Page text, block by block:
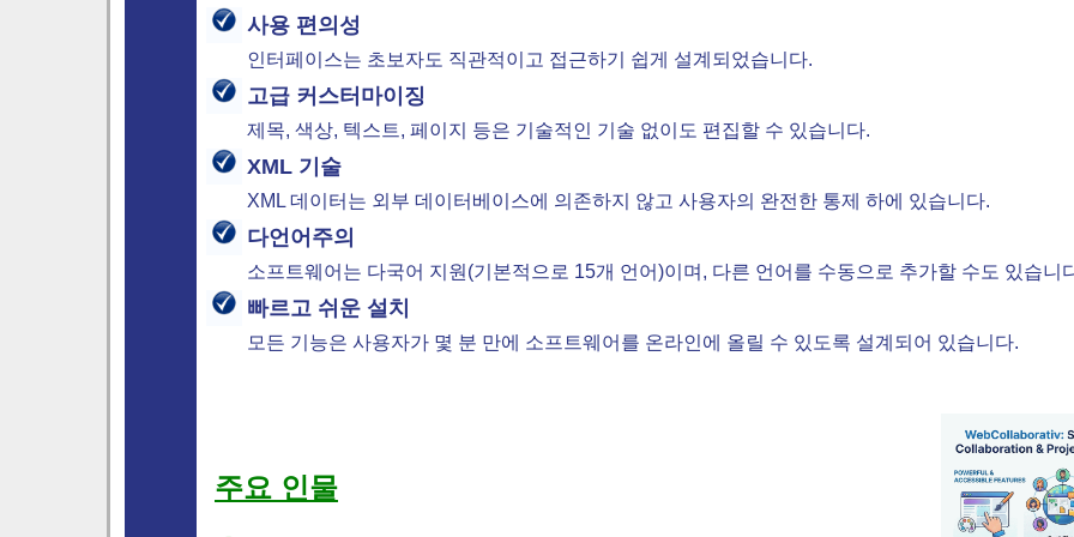
사용 편의성
인터페이스는 초보자도 직관적이고 접근하기 쉽게 설계되었습니다.
고급 커스터마이징
제목, 색상, 텍스트, 페이지 등은 기술적인 기술 없이도 편집할 수 있습니다.
XML 기술
XML 데이터는 외부 데이터베이스에 의존하지 않고 사용자의 완전한 통제 하에 있습니다.
다언어주의
소프트웨어는 다국어 지원(기본적으로 15개 언어)이며, 다른 언어를 수동으로 추가할 수도 있습니
빠르고 쉬운 설치
모든 기능은 사용자가 몇 분 만에 소프트웨어를 온라인에 올릴 수 있도록 설계되어 있습니다.
주요 인물